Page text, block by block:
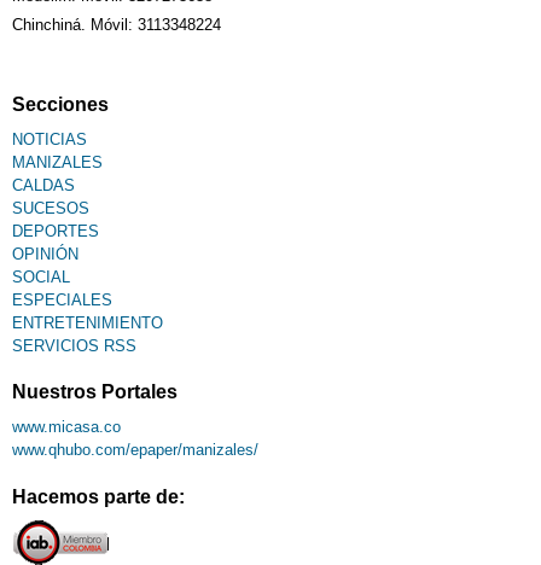
Chinchiná. Móvil: 3113348224
Secciones
NOTICIAS
MANIZALES
CALDAS
SUCESOS
DEPORTES
OPINIÓN
SOCIAL
ESPECIALES
ENTRETENIMIENTO
SERVICIOS RSS
Nuestros Portales
www.micasa.co
www.qhubo.com/epaper/manizales/
Hacemos parte de: